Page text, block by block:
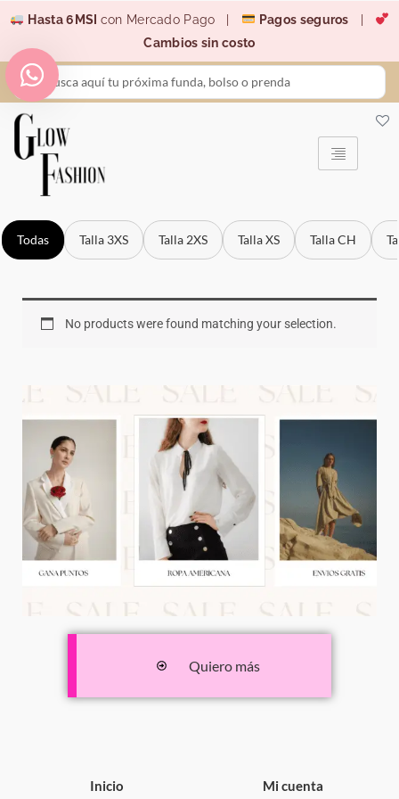
contenido
Hasta 6MSI con Mercado Pago | Pagos seguros
Cambios sin costo
Search
...
Todas Talla 3XS Talla 2XS Talla XS Talla CH
No products were found matching your selection.
Quiero más
Inicio Mi cuenta